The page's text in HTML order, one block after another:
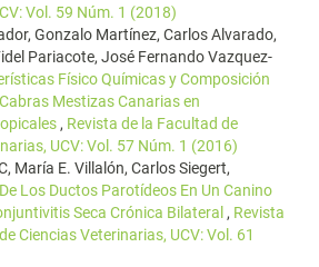
Vol. 59 Núm. 1 (2018)
Gonzalo Martínez, Carlos Alvarado,
Pariacote, José Fernando Vazquez-
Físico Químicas y Composición
Mestizas Canarias en
, Revista de la Facultad de
UCV: Vol. 57 Núm. 1 (2016)
María E. Villalón, Carlos Siegert,
Los Ductos Parotídeos En Un Canino
Seca Crónica Bilateral , Revista
Ciencias Veterinarias, UCV: Vol. 61